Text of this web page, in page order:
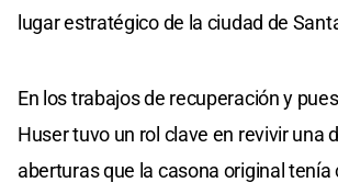
lugar estratégico de la ciudad de
En los trabajos de recuperación y
Huser tuvo un rol clave en revivir una
aberturas que la casona original tenía